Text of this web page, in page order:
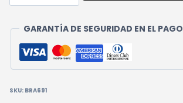
CON
CANTIDAD
GARANTÍA DE SEGURIDAD EN EL PAGO
SKU: BRA691